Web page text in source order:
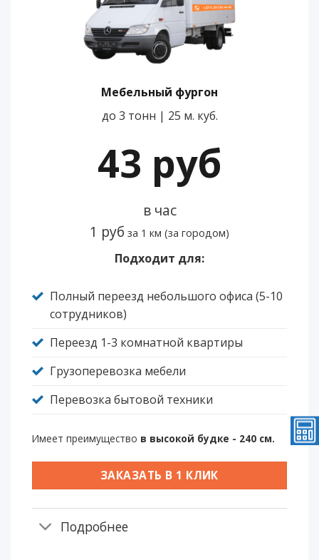
Мебельный фургон
до 3 тонн | 25 м. куб.
43 руб
в час
1 руб за 1 км (за городом)
Подходит для:
Полный переезд небольшого офиса (5-10
сотрудников)
Переезд 1-3 комнатной квартиры
Грузоперевозка мебели
Перевозка бытовой техники
Имеет преимущество в высокой будке - 240 см.
ЗАКАЗАТЬ В 1 КЛИК
Подробнее